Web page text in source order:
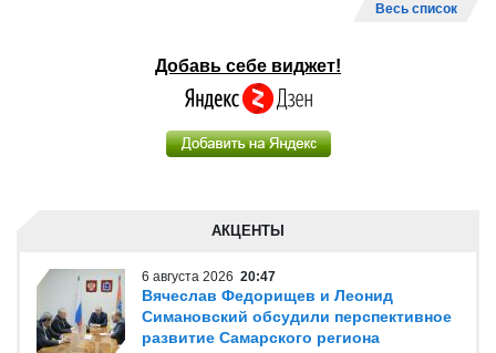
Весь список
Добавь себе виджет!
АКЦЕНТЫ
6 августа 2026 20:47
Вячеслав Федорищев и Леонид
Симановский обсудили перспективное
развитие Самарского региона